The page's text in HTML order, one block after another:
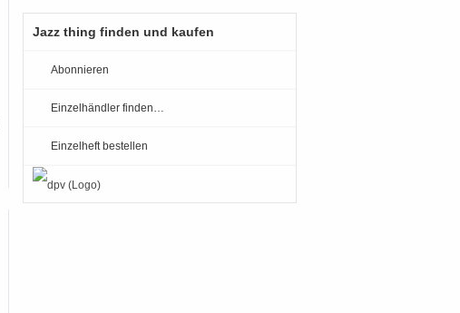
Jazz thing finden und kaufen
Abonnieren
Einzelhändler finden…
Einzelheft bestellen